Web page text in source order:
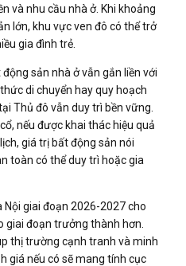
và nhu cầu nhà ở. Khi khoảng
lớn, khu vực ven đô có thể trở
gia đình trẻ.
sản nhà ở vẫn gắn liền với
di chuyển hay quy hoạch
Thủ đô vẫn duy trì bền vững.
nếu được khai thác hiệu quả
giá trị bất động sản nói
toàn có thể duy trì hoặc gia
Nội giai đoạn 2026-2027 cho
đoạn trưởng thành hơn.
thị trường cạnh tranh và minh
giá nếu có sẽ mang tính cục